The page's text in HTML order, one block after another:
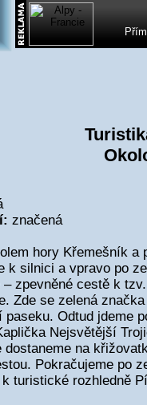
značená
hory Křemešník a
k silnici a vpravo po
– zpevněné cestě k
Zde se zelená
paseku. Odtud jdeme
Nejsvětější
na
Pokračujeme po
turistické rozhledně